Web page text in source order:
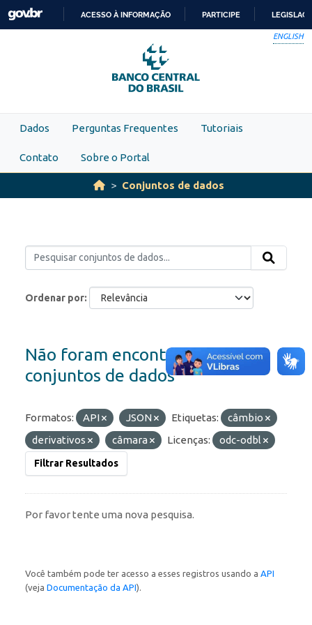
Skip to main content
PARA
O
CONTEÚDO
ACESSO À INFORMAÇÃO PARTICIPE
ENGLISH
Dados Perguntas Frequentes Tutoriais
Contato Sobre o Portal
Conjuntos de dados
Ordenar por
Não foram encontrados
conjuntos de dados
Formatos: API JSON Etiquetas:
câmbio
derivativos
câmara Licenças: odc-odbl
Filtrar Resultados
Por favor tente uma nova pesquisa.
Você também pode ter acesso a esses registros usando a API
(veja Documentação da API).